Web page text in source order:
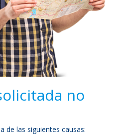
no
de las siguientes causas: